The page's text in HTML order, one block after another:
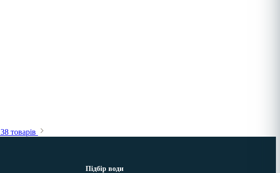
38 товарів
Підбір води